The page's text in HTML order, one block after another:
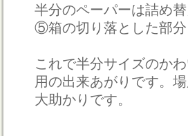
半分のペーパーは詰め替
⑤箱の切り落とした部
これで半分サイズのか
用の出来あがりです。
大助かりです。